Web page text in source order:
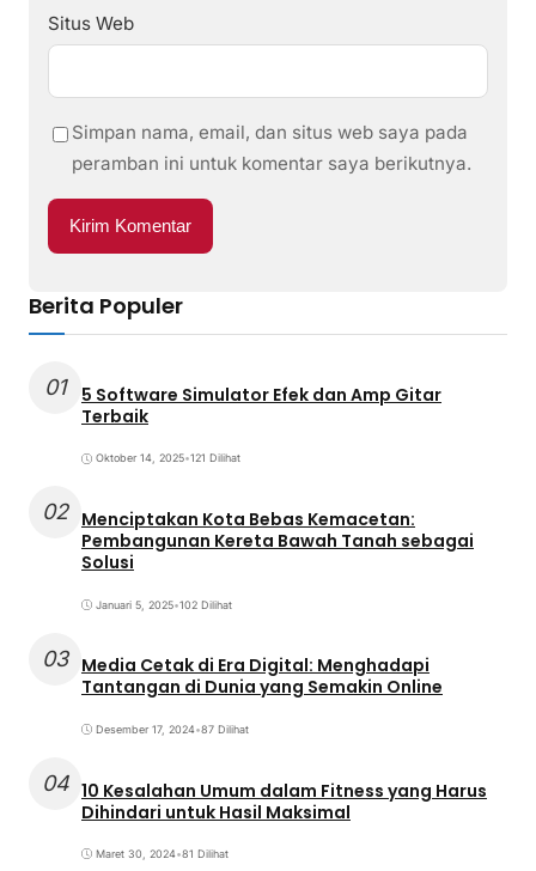
Situs Web
Simpan nama, email, dan situs web saya pada
peramban ini untuk komentar saya berikutnya.
Berita Populer
01
5 Software Simulator Efek dan Amp Gitar
Terbaik
Oktober 14, 2025•121 Dilihat
02 Menciptakan Kota Bebas Kemacetan:
Pembangunan Kereta Bawah Tanah sebagai
Solusi
Januari 5, 2025•102 Dilihat
03 Media Cetak di Era Digital: Menghadapi
Tantangan di Dunia yang Semakin Online
Desember 17, 2024•87 Dilihat
04 10 Kesalahan Umum dalam Fitness yang Harus
Dihindari untuk Hasil Maksimal
Maret 30, 2024•81 Dilihat